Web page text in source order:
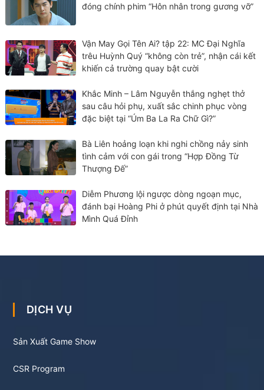
đóng chính phim “Hôn nhân trong gương vỡ”
Vận May Gọi Tên Ai? tập 22: MC Đại Nghĩa
trêu Huỳnh Quý “không còn trẻ”, nhận cái kết
khiến cả trường quay bật cười
Khắc Minh – Lâm Nguyễn thắng nghẹt thở
sau câu hỏi phụ, xuất sắc chinh phục vòng
đặc biệt tại “Úm Ba La Ra Chữ Gì?”
Bà Liên hoảng loạn khi nghi chồng nảy sinh
tình cảm với con gái trong “Hợp Đồng Từ
Thượng Đế”
Diễm Phương lội ngược dòng ngoạn mục,
đánh bại Hoàng Phi ở phút quyết định tại Nhà
Mình Quá Đỉnh
DỊCH VỤ
Sản Xuất Game Show
CSR Program